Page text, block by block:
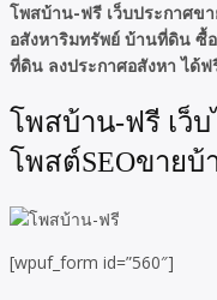
โพสบ้าน-ฟรี เว็บประกาศข
อสังหาริมทรัพย์ บ้านที่ดิน ซื้
ที่ดิน ลงประกาศอสังหา ได้ฟ
โพสบ้าน-ฟรี เว็
โพสต์SEOขายบ้
[wpuf_form id=”560″]